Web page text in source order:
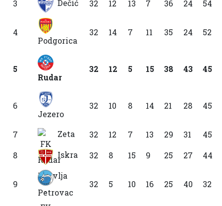
3 Dečić 32 12 13 7 36 24 54
4
Podgorica
32 14 7 11 35 24 52
5
Rudar
32 12 5 15 38 43 45
6
Jezero
32 10 8 14 21 28 45
7 Zeta 32 12 7 13 29 31
45
8
Iskra 32 8 15 9 25 27 44
9
Petrovac
32 5 10 16 25 40 32